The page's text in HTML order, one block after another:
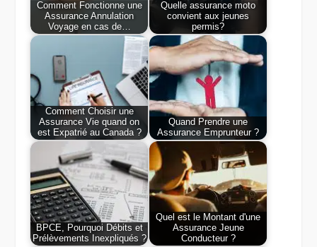
Comment Fonctionne une
Assurance Annulation
Voyage en cas de…
Quelle assurance moto
convient aux jeunes
permis?
Comment Choisir une
Assurance Vie quand on
est Expatrié au Canada ?
Quand Prendre une
Assurance Emprunteur ?
BPCE, Pourquoi Débits et
Prélèvements Inexpliqués ?
Quel est le Montant d'une
Assurance Jeune
Conducteur ?